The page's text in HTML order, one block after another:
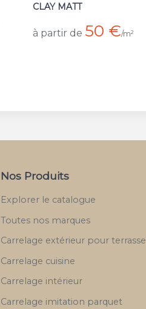
CLAY MATT
à partir de 50 €/m²
Nos Produits
Explorer le catalogue
Toutes nos marques
Carrelage extérieur pour terrasse
Carrelage cuisine
Carrelage intérieur
Carrelage imitation parquet